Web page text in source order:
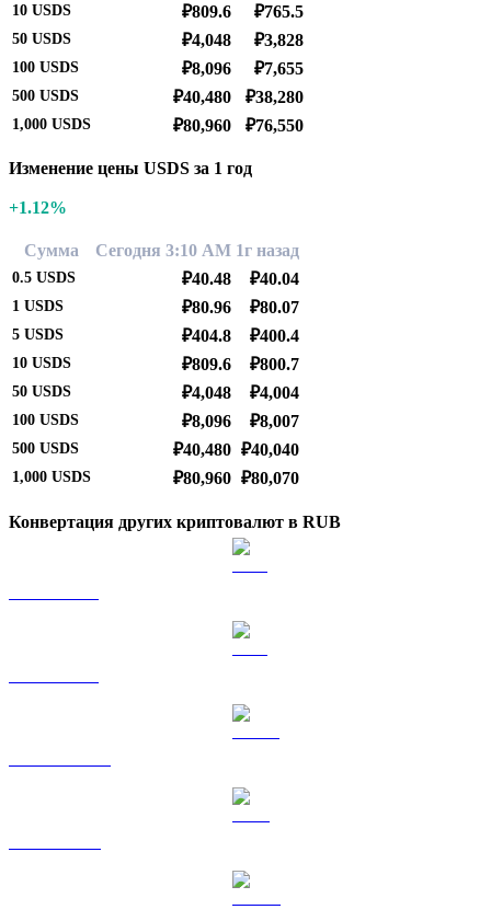
10 USDS ₽809.6 ₽765.5
50 USDS ₽4,048 ₽3,828
100 USDS ₽8,096 ₽7,655
500 USDS ₽40,480 ₽38,280
1,000 USDS ₽80,960 ₽76,550
Изменение цены USDS за 1 год
+1.12%
Сумма Сегодня 3:10 AM 1г назад
0.5 USDS ₽40.48 ₽40.04
1 USDS ₽80.96 ₽80.07
5 USDS ₽404.8 ₽400.4
10 USDS ₽809.6 ₽800.7
50 USDS ₽4,048 ₽4,004
100 USDS ₽8,096 ₽8,007
500 USDS ₽40,480 ₽40,040
1,000 USDS ₽80,960 ₽80,070
Конвертация других криптовалют в RUB